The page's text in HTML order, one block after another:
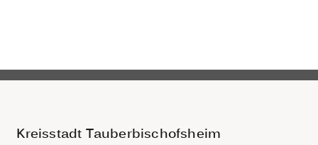
Kreisstadt Tauberbischofsheim